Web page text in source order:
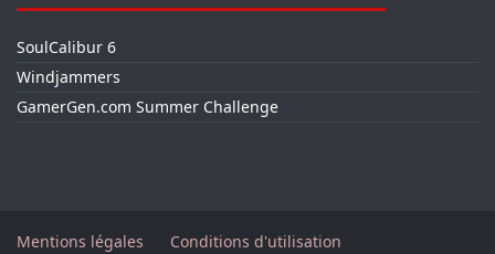
SoulCalibur 6
Windjammers
GamerGen.com Summer Challenge
Mentions légales Conditions d'utilisation